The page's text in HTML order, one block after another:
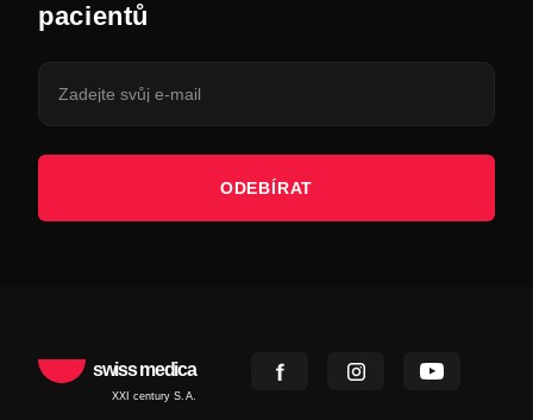
pacientů
ODEBÍRAT
swiss medica
XXI century S.A.